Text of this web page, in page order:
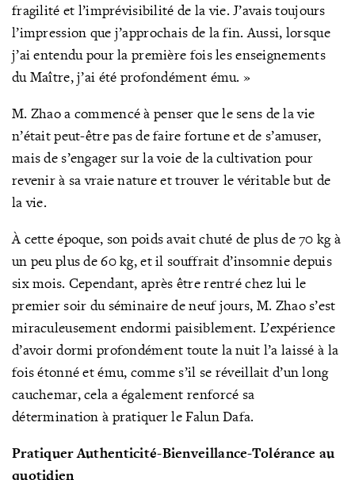
fragilité et l’imprévisibilité de la vie. J’avais toujours
l’impression que j’approchais de la fin. Aussi, lorsque
j’ai entendu pour la première fois les enseignements
du Maître, j’ai été profondément ému. »
M. Zhao a commencé à penser que le sens de la vie
n’était peut-être pas de faire fortune et de s’amuser,
mais de s’engager sur la voie de la cultivation pour
revenir à sa vraie nature et trouver le véritable but de
la vie.
À cette époque, son poids avait chuté de plus de 70 kg à
un peu plus de 60 kg, et il souffrait d’insomnie depuis
six mois. Cependant, après être rentré chez lui le
premier soir du séminaire de neuf jours, M. Zhao s’est
miraculeusement endormi paisiblement. L’expérience
d’avoir dormi profondément toute la nuit l’a laissé à la
fois étonné et ému, comme s’il se réveillait d’un long
cauchemar, cela a également renforcé sa
détermination à pratiquer le Falun Dafa.
Pratiquer Authenticité-Bienveillance-Tolérance au
quotidien